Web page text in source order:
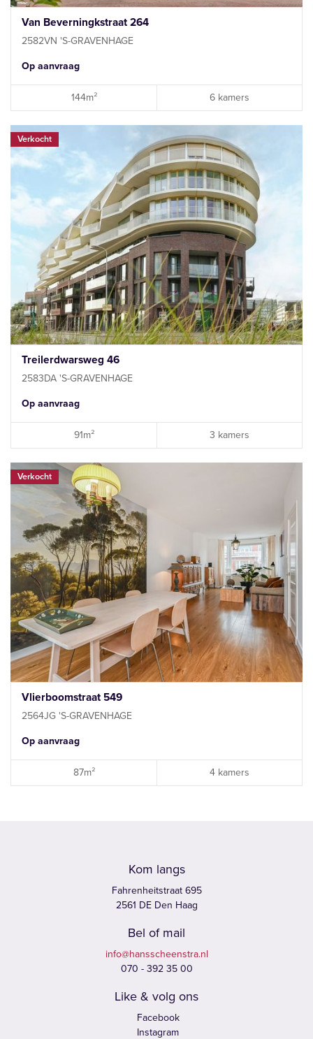
Van Beverningkstraat 264
2582VN 'S-GRAVENHAGE
Op aanvraag
144m² 6 kamers
Verkocht
Treilerdwarsweg 46
2583DA 'S-GRAVENHAGE
Op aanvraag
91m² 3 kamers
Verkocht
Vlierboomstraat 549
2564JG 'S-GRAVENHAGE
Op aanvraag
87m² 4 kamers
Kom langs
Fahrenheitstraat 695
2561 DE Den Haag
Bel of mail
info@hansscheenstra.nl
070 - 392 35 00
Like & volg ons
Facebook
Instagram